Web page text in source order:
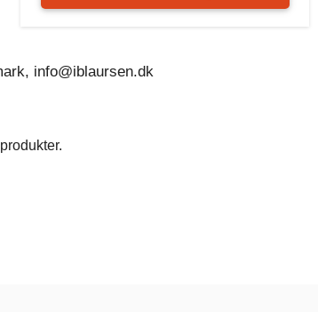
info@iblaursen.dk